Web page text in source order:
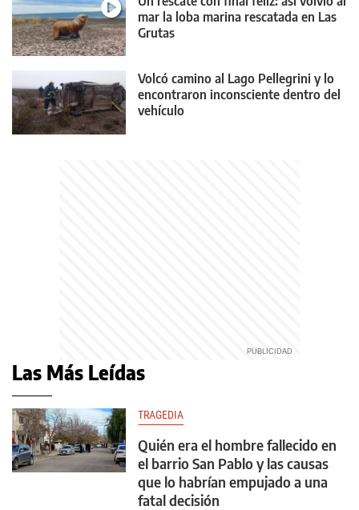
mar la loba marina rescatada en Las
Grutas
Volcó camino al Lago Pellegrini y lo
encontraron inconsciente dentro del
vehículo
Las Más Leídas
TRAGEDIA
Quién era el hombre fallecido en
el barrio San Pablo y las causas
que lo habrían empujado a una
fatal decisión